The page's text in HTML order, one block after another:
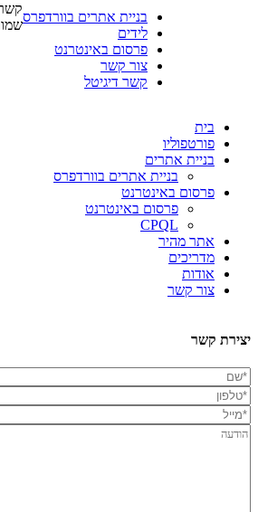
בניית אתרים בוורדפרס
לידים
פרסום באינטרנט
צור קשר
קשר דיגיטל
בית
פורטפוליו
בניית אתרים
בניית אתרים בוורדפרס
פרסום באינטרנט
פרסום באינטרנט
CPQL
אתר מהיר
מדריכים
אודות
צור קשר
יצירת קשר
קשר